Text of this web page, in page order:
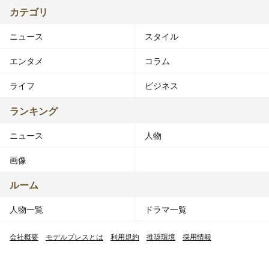
■活動
書が発行するギャル雑誌eggのモデルとなる。19歳から
として活躍中。
でもトップクラスの人気を誇っている。
・「お家でも可愛く」をコンセプトに部屋着ブランド展開
・アクセサリー、振袖、化粧品、店舗、カラコン、通販サ
・アッコにおまかせ!（TBSテレビ系、2007年）
カテゴリ
ニュース スタイル
エンタメ コラム
ライフ ビジネス
ランキング
ニュース 人物
画像
ルーム
人物一覧 ドラマ一覧
会社概要 モデルプレスとは 利用規約 推奨環境 採用情報